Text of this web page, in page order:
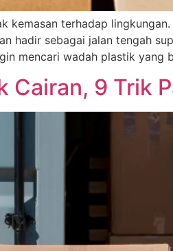
kemasan terhadap
hadir sebagai jalan tengah
mencari wadah plastik
Cairan, 9 Trik